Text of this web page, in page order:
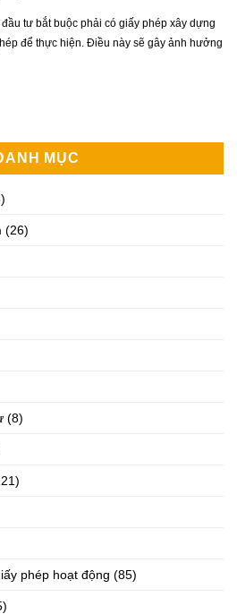
tư bắt buộc phải có giấy phép xây dựng
để thực hiện. Điều này sẽ gây ảnh hưởng
MỤC
(26)
(8)
phép hoạt động (85)